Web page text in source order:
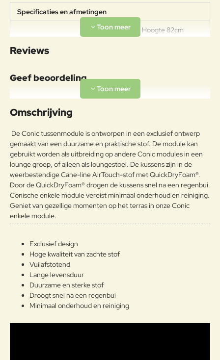
Specificaties en afmetingen
Specificaties
Breedte 80cm Hoogte 82cm
Diepte 82cm Zithoogte 42cm
Reviews
Geef beoordeling
Uw naam:
g:
Note:HTML-code wordt niet vertaald!
Waardering:
Waarderin
g:
Slecht Goed
Omschrijving
De Conic tussenmodule is ontworpen in een exclusief ontwerp
gemaakt van een duurzame en praktische stof. De module kan
gebruikt worden als uitbreiding op andere Conic modules in een
lounge groep, of alleen als loungestoel. De kussens zijn in de
weerbestendige Cane-line AirTouch-stof met QuickDryFoam®.
Door de QuickDryFoam® drogen de kussens snel na een regenbui.
Conische enkele module vereist minimaal onderhoud en reiniging.
Geniet van gezellige momenten op het terras in onze Conic
enkele module.
Exclusief design
Hoge kwaliteit van zachte stof
Vuilafstotend
Lange levensduur
Duurzame en sterke stof
Droogt snel na een regenbui
Minimaal onderhoud en reiniging